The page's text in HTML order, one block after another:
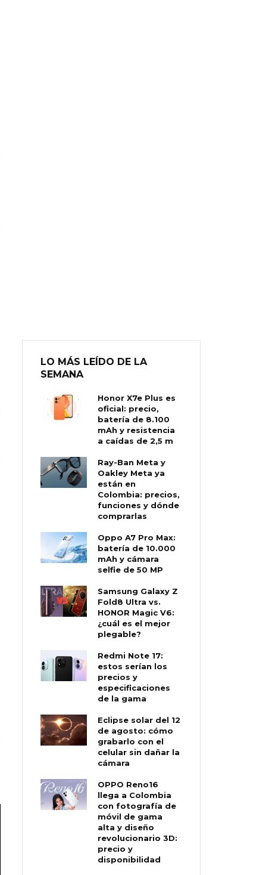
LO MÁS LEÍDO DE LA
SEMANA
Honor X7e Plus es
oficial: precio,
batería de 8.100
mAh y resistencia
a caídas de 2,5 m
Ray-Ban Meta y
Oakley Meta ya
están en
Colombia: precios,
funciones y dónde
comprarlas
Oppo A7 Pro Max:
batería de 10.000
mAh y cámara
selfie de 50 MP
Samsung Galaxy Z
Fold8 Ultra vs.
HONOR Magic V6:
¿cuál es el mejor
plegable?
Redmi Note 17:
estos serían los
precios y
especificaciones
de la gama
Eclipse solar del 12
de agosto: cómo
grabarlo con el
celular sin dañar la
cámara
OPPO Reno16
llega a Colombia
con fotografía de
móvil de gama
alta y diseño
revolucionario 3D:
precio y
disponibilidad